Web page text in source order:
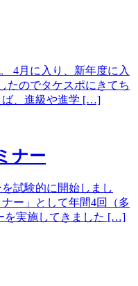
4月に入り、新年度に入
たのでタケスポにきてち
ば、進級や進学 […]
ナー
試験的に開始しまし
ー」として年間4回（多
を実施してきました […]